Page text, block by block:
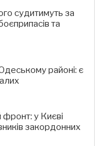
судитимуть за
та
районі: є
у Києві
закордонних